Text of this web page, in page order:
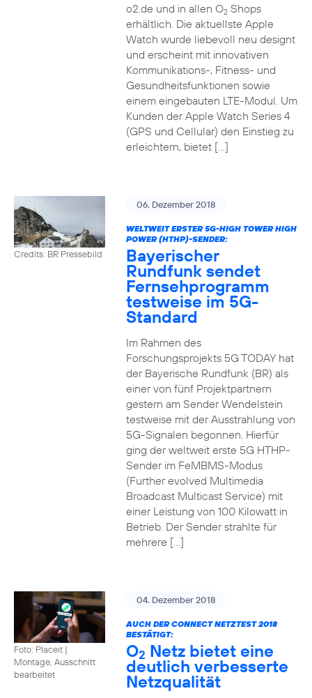
o2.de und in allen O2Shops
erhältlich. Die aktuellste Apple
Watch wurde liebevoll neu designt
und erscheint mit innovativen
Kommunikations-, Fitness- und
Gesundheitsfunktionen sowie
einem eingebauten LTE-Modul. Um
Kunden der Apple Watch Series 4
(GPS und Cellular) den Einstieg zu
erleichtern, bietet […]
Credits: BR Pressebild
06. Dezember 2018
WELTWEIT ERSTER 5G-HIGH TOWER HIGH
POWER (HTHP)-SENDER:
Bayerischer
Rundfunk sendet
Fernsehprogramm
testweise im 5G-
Standard
Im Rahmen des
Forschungsprojekts 5G TODAY hat
der Bayerische Rundfunk (BR) als
einer von fünf Projektpartnern
gestern am Sender Wendelstein
testweise mit der Ausstrahlung von
5G-Signalen begonnen. Hierfür
ging der weltweit erste 5G HTHP-
Sender im FeMBMS-Modus
(Further evolved Multimedia
Broadcast Multicast Service) mit
einer Leistung von 100 Kilowatt in
Betrieb. Der Sender strahlte für
mehrere […]
Foto: Placeit |
Montage, Ausschnitt
bearbeitet
04. Dezember 2018
AUCH DER CONNECT NETZTEST 2018
BESTÄTIGT:
O2 Netz bietet eine
deutlich verbesserte
Netzqualität